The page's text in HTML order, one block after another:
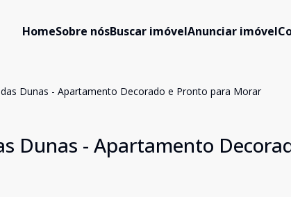
HomeSobre nósBuscar imóvelAnunciar imóvel
Dunas - Apartamento Decorado e Pronto para Morar
Dunas - Apartamento